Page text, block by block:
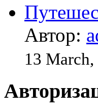
Автор:
13